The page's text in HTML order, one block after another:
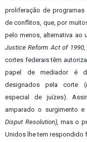
proliferação de
de conflitos, que, por
pelo menos, alternativa ao
Justice Reform Act of 1990,
cortes federais têm
papel de mediador é
designados pela corte (
especial de juízes).
amparado o surgimento
Disput Resolution), mas o
Unidos lhe tem respondido